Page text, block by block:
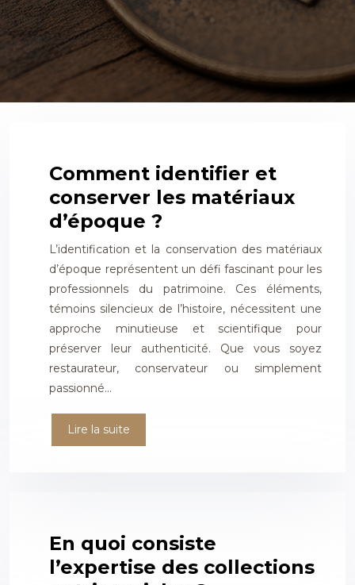
Comment identifier et
conserver les matériaux
d’époque ?
L’identification et la conservation des matériaux
d’époque représentent un défi fascinant pour les
professionnels du patrimoine. Ces éléments,
témoins silencieux de l’histoire, nécessitent une
approche minutieuse et scientifique pour
préserver leur authenticité. Que vous soyez
restaurateur, conservateur ou simplement
passionné…
Lire la suite
En quoi consiste
l’expertise des collections